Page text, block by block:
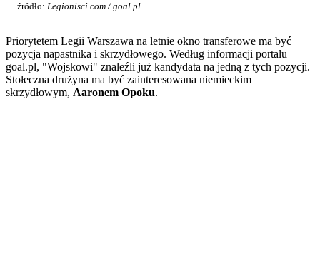
źródło: Legionisci.com / goal.pl
Priorytetem Legii Warszawa na letnie okno transferowe ma być
pozycja napastnika i skrzydłowego. Według informacji portalu
goal.pl, "Wojskowi" znaleźli już kandydata na jedną z tych pozycji.
Stołeczna drużyna ma być zainteresowana niemieckim
skrzydłowym, Aaronem Opoku.